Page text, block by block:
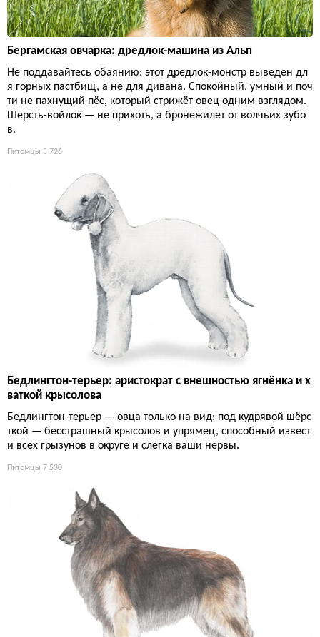
Бергамская овчарка: дредлок-машина из Альп
Не поддавайтесь обаянию: этот дредлок-монстр выведен дл
я горных пастбищ, а не для дивана. Спокойный, умный и поч
ти не пахнущий пёс, который стрижёт овец одним взглядом.
Шерсть-войлок — не прихоть, а бронежилет от волчьих зубо
в.
Питомцы 5 726
Бедлингтон-терьер: аристократ с внешностью ягнёнка и х
ваткой крысолова
Бедлингтон-терьер — овца только на вид: под кудрявой шёрс
ткой — бесстрашный крысолов и упрямец, способный извест
и всех грызунов в округе и слегка ваши нервы.
Питомцы 7 530